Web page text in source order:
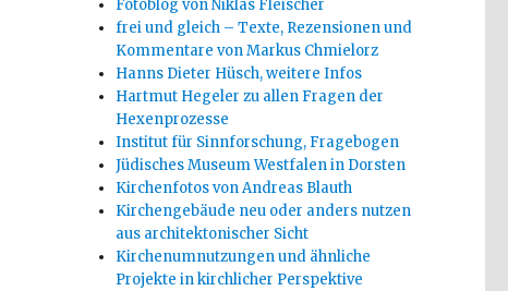
Fotoblog von Niklas Fleischer
frei und gleich – Texte, Rezensionen und
Kommentare von Markus Chmielorz
Hanns Dieter Hüsch, weitere Infos
Hartmut Hegeler zu allen Fragen der
Hexenprozesse
Institut für Sinnforschung, Fragebogen
Jüdisches Museum Westfalen in Dorsten
Kirchenfotos von Andreas Blauth
Kirchengebäude neu oder anders nutzen
aus architektonischer Sicht
Kirchenumnutzungen und ähnliche
Projekte in kirchlicher Perspektive